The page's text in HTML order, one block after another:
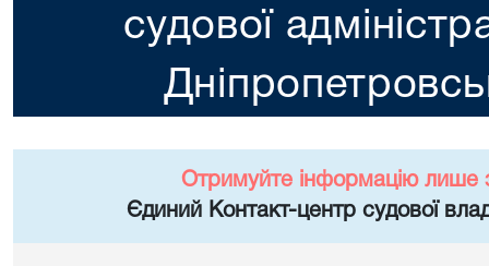
судової
Отримуйте інформацію лише
Єдиний Контакт-центр судової